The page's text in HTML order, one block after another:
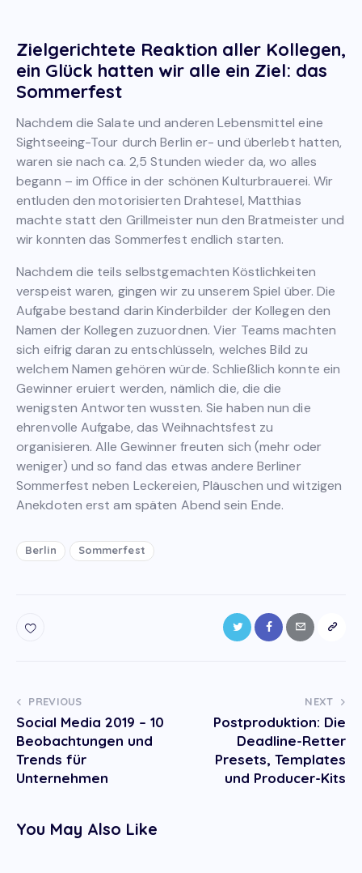
Zielgerichtete Reaktion aller Kollegen,
ein Glück hatten wir alle ein Ziel: das
Sommerfest
Nachdem die Salate und anderen Lebensmittel eine
Sightseeing-Tour durch Berlin er- und überlebt hatten,
waren sie nach ca. 2,5 Stunden wieder da, wo alles
begann – im Office in der schönen Kulturbrauerei. Wir
entluden den motorisierten Drahtesel, Matthias
machte statt den Grillmeister nun den Bratmeister und
wir konnten das Sommerfest endlich starten.
Nachdem die teils selbstgemachten Köstlichkeiten
verspeist waren, gingen wir zu unserem Spiel über. Die
Aufgabe bestand darin Kinderbilder der Kollegen den
Namen der Kollegen zuzuordnen. Vier Teams machten
sich eifrig daran zu entschlüsseln, welches Bild zu
welchem Namen gehören würde. Schließlich konnte ein
Gewinner eruiert werden, nämlich die, die die
wenigsten Antworten wussten. Sie haben nun die
ehrenvolle Aufgabe, das Weihnachtsfest zu
organisieren. Alle Gewinner freuten sich (mehr oder
weniger) und so fand das etwas andere Berliner
Sommerfest neben Leckereien, Pläuschen und witzigen
Anekdoten erst am späten Abend sein Ende.
Berlin Sommerfest
Post
navigation
PREVIOUS
Social Media 2019 – 10
Beobachtungen und
Trends für
Unternehmen
NEXT
Postproduktion: Die
Deadline-Retter
Presets, Templates
und Producer-Kits
You May Also Like